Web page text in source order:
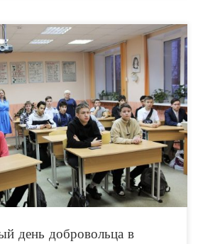
мире отмечается Международный день
и социального развития, установленный в
Ассамблеей
день добровольца в